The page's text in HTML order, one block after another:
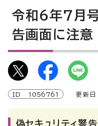
令和6年7月
告画面に注意
ID 1056761 更新
偽セキュリティ警